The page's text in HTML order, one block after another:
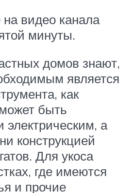
видео канала
минуты.
домов знают,
является
как
быть
а
конструкцией
Для укоса
где имеются
и прочие